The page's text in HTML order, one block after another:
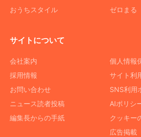
おうちスタイル
ゼロまる
サイトについて
会社案内
採用情報
お問い合わせ
ニュース読者投稿
編集長からの手紙
個人情報
サイト利
SNS利用
AIポリシ
クッキー
広告掲載